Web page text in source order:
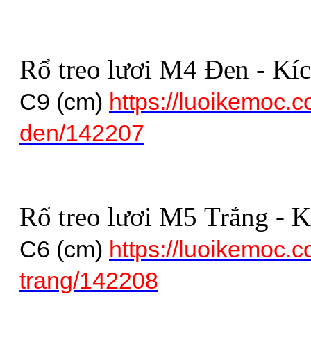
Rổ treo lươi M4 Đen -
C9 (cm) https://
den/142207
Rổ treo lươi M5 Trắng -
C6 (cm) https://
trang/142208